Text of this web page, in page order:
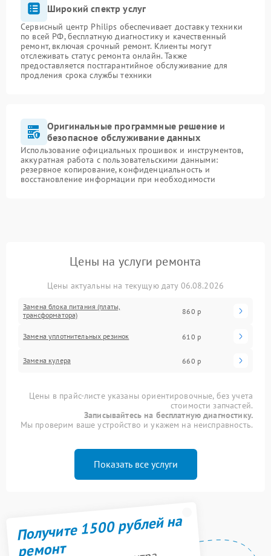
Широкий спектр услуг
Сервисный центр Philips обеспечивает доставку техники
по всей РФ, бесплатную диагностику и качественный
ремонт, включая срочный ремонт. Клиенты могут
отслеживать статус ремонта онлайн. Также
предоставляется постгарантийное обслуживание для
продления срока службы техники
Оригинальные программные решение и
безопасное обслуживание данных
Использование официальных прошивок и инструментов,
аккуратная работа с пользовательскими данными:
резервное копирование, конфиденциальность и
восстановление информации при необходимости
Цены на услуги ремонта
Цены актуальны на текущую дату 06.08.2026
Замена блока питания (платы,
трансформатора)
860 р
Замена уплотнительных резинок 610 р
Замена кулера 660 р
Цены в прайс-листе указаны ориентировочные, без учета
стоимости запчастей.
Записывайтесь на бесплатную диагностику.
Мы проверим ваше устройство и укажем на неисправность.
Показать все услуги
Получите 1500 рублей на
ремонт